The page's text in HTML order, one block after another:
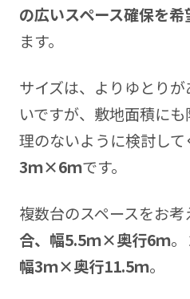
の広いスペース確保を希
ます。
サイズは、よりゆとり
いですが、敷地面積に
理のないように検討して
3ｍ×6ｍです。
複数台のスペースをお考
合、幅5.5ｍ×奥行6ｍ。
幅3ｍ×奥行11.5ｍ。